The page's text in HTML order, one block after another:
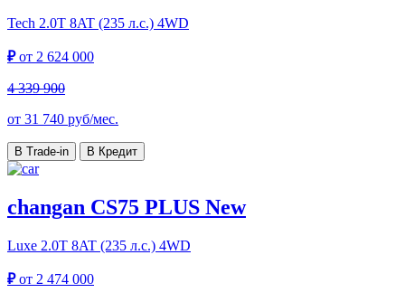
Tech 2.0T 8AT (235 л.с.) 4WD
₽от 2 624 000
4 339 900
от 31 740 руб/мес.
В Trade-in В Кредит
changan CS75 PLUS New
Luxe 2.0T 8AT (235 л.с.) 4WD
₽от 2 474 000